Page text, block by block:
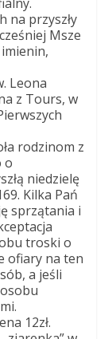
na przyszły
Msze
Leona
z Tours, w
rodzinom z
o
niedzielę
Kilka Pań
sprzątania i
troski o
ofiary na ten
a jeśli
12zł.